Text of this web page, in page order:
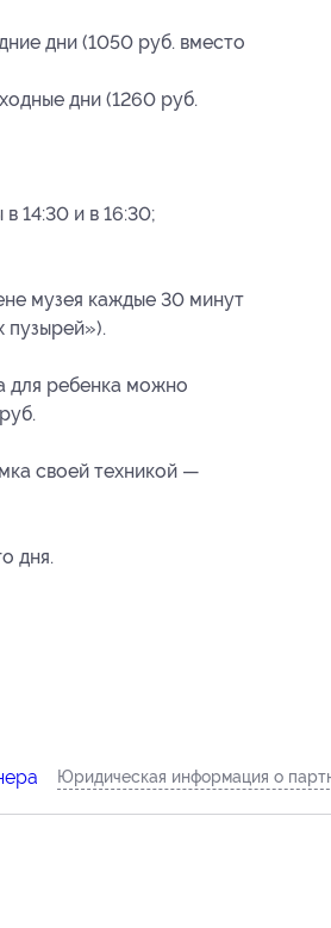
дни (1050 руб. вместо
дни (1260 руб.
14:30 и в 16:30;
музея каждые 30 минут
для ребенка можно
своей техникой —
дня.
Юридическая информация о